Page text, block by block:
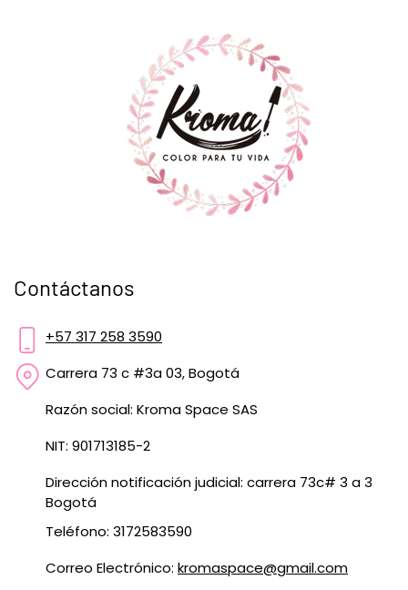
Contáctanos
+57 317 258 3590
Carrera 73 c #3a 03, Bogotá
Razón social: Kroma Space SAS
NIT: 901713185-2
Dirección notificación judicial: carrera 73c# 3 a 3
Bogotá
Teléfono: 3172583590
Correo Electrónico: kromaspace@gmail.com